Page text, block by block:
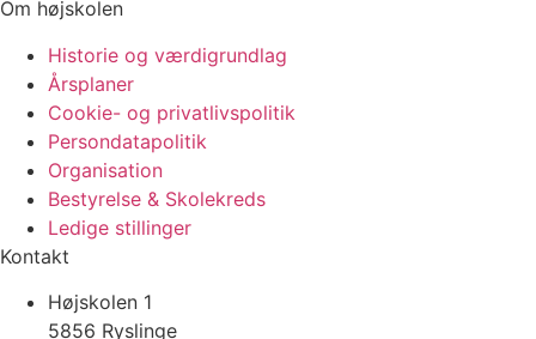
Om højskolen
Historie og værdigrundlag
Årsplaner
Cookie- og privatlivspolitik
Persondatapolitik
Organisation
Bestyrelse & Skolekreds
Ledige stillinger
Kontakt
Højskolen 1
5856 Ryslinge